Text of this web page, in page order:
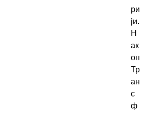
ри
ји.
Н
ак
он
Тр
ан
с
ф